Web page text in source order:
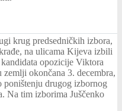
krug predsedničkih izbora,
na ulicama Kijeva izbili
opozicije Viktora
okončana 3. decembra,
poništenju drugog izbornog
Na tim izborima Juščenko